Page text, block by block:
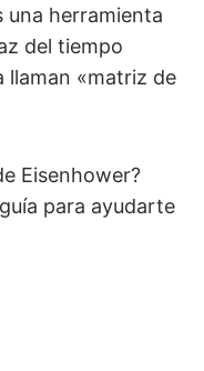
una herramienta
del tiempo
llaman «matriz de
Eisenhower?
para ayudarte